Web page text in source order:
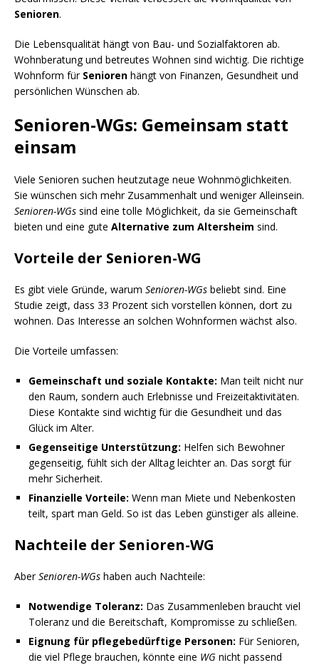
Senioren.
Die Lebensqualität hängt von Bau- und Sozialfaktoren ab.
Wohnberatung und betreutes Wohnen sind wichtig. Die richtige
Wohnform für Senioren hängt von Finanzen, Gesundheit und
persönlichen Wünschen ab.
Senioren-WGs: Gemeinsam statt
einsam
Viele Senioren suchen heutzutage neue Wohnmöglichkeiten.
Sie wünschen sich mehr Zusammenhalt und weniger Alleinsein.
Senioren-WGs sind eine tolle Möglichkeit, da sie Gemeinschaft
bieten und eine gute Alternative zum Altersheim sind.
Vorteile der Senioren-WG
Es gibt viele Gründe, warum Senioren-WGs beliebt sind. Eine
Studie zeigt, dass 33 Prozent sich vorstellen können, dort zu
wohnen. Das Interesse an solchen Wohnformen wächst also.
Die Vorteile umfassen:
Gemeinschaft und soziale Kontakte: Man teilt nicht nur
den Raum, sondern auch Erlebnisse und Freizeitaktivitäten.
Diese Kontakte sind wichtig für die Gesundheit und das
Glück im Alter.
Gegenseitige Unterstützung: Helfen sich Bewohner
gegenseitig, fühlt sich der Alltag leichter an. Das sorgt für
mehr Sicherheit.
Finanzielle Vorteile: Wenn man Miete und Nebenkosten
teilt, spart man Geld. So ist das Leben günstiger als alleine.
Nachteile der Senioren-WG
AberSenioren-WGs haben auch Nachteile:
Notwendige Toleranz: Das Zusammenleben braucht viel
Toleranz und die Bereitschaft, Kompromisse zu schließen.
Eignung für pflegebedürftige Personen: Für Senioren,
die viel Pflege brauchen, könnte eine WG nicht passend